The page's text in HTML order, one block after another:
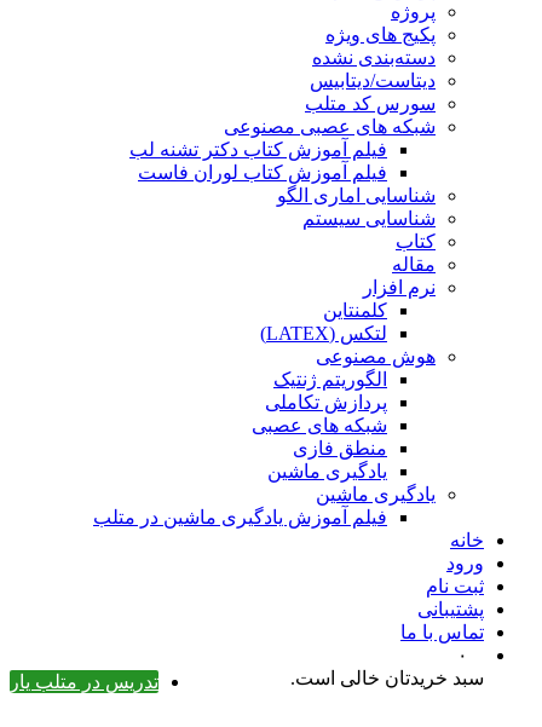
پروژه
پکیج های ویژه
دسته‌بندی نشده
دیتاست/دیتابیس
سورس کد متلب
شبکه های عصبی مصنوعی
فیلم آموزش کتاب دکتر تشنه لب
فیلم آموزش کتاب لوران فاست
شناسایی اماری الگو
شناسایی سیستم
کتاب
مقاله
نرم افزار
کلمنتاین
لتکس (LATEX)
هوش مصنوعی
الگوریتم ژنتیک
پردازش تکاملی
شبکه های عصبی
منطق فازی
یادگیری ماشین
یادگیری ماشین
فیلم آموزش یادگیری ماشین در متلب
خانه
ورود
ثبت نام
پشتیبانی
تماس با ما
۰
تدریس در متلب یار
سبد خریدتان خالی است.